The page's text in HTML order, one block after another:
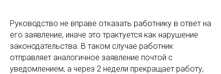
Руководство не вправе отказать работнику в ответ на
его заявление, иначе это трактуется как нарушение
законодательства. В таком случае работник
отправляет аналогичное заявление почтой с
уведомлением, а через 2 недели прекращает работу,